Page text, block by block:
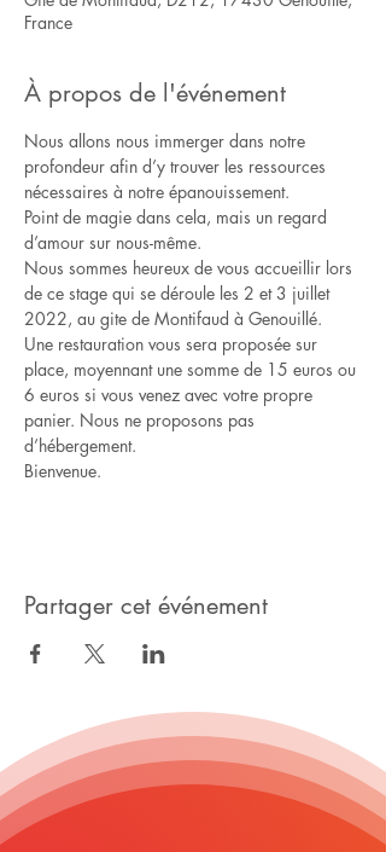
France
À propos de l'événement
Nous allons nous immerger dans notre
profondeur afin d’y trouver les ressources
nécessaires à notre épanouissement.
Point de magie dans cela, mais un regard
d’amour sur nous-même.
Nous sommes heureux de vous accueillir lors
de ce stage qui se déroule les 2 et 3 juillet
2022, au gite de Montifaud à Genouillé.
Une restauration vous sera proposée sur
place, moyennant une somme de 15 euros ou
6 euros si vous venez avec votre propre
panier. Nous ne proposons pas
d’hébergement.
Bienvenue.
Partager cet événement